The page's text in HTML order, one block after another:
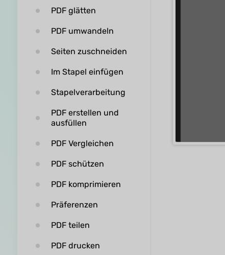
PDF glätten
PDF umwandeln
Seiten zuschneiden
Im Stapel einfügen
Stapelverarbeitung
PDF erstellen und
ausfüllen
PDF Vergleichen
PDF schützen
PDF komprimieren
Präferenzen
PDF teilen
PDF drucken